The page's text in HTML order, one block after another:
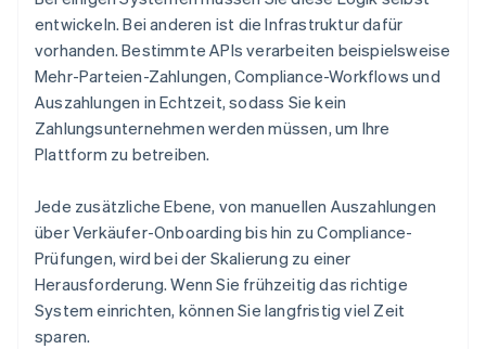
entwickeln. Bei anderen ist die Infrastruktur dafür
vorhanden. Bestimmte APIs verarbeiten beispielsweise
Mehr-Parteien-Zahlungen, Compliance-Workflows und
Auszahlungen in Echtzeit, sodass Sie kein
Zahlungsunternehmen werden müssen, um Ihre
Plattform zu betreiben.
Jede zusätzliche Ebene, von manuellen Auszahlungen
über Verkäufer-Onboarding bis hin zu Compliance-
Prüfungen, wird bei der Skalierung zu einer
Herausforderung. Wenn Sie frühzeitig das richtige
System einrichten, können Sie langfristig viel Zeit
sparen.